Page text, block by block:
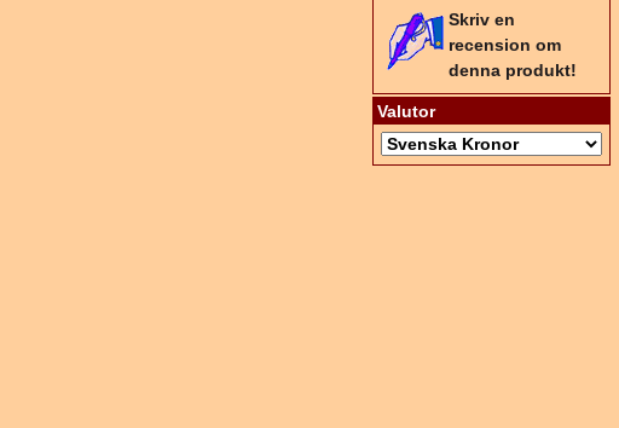
Skriv en
recension om
denna produkt!
Valutor